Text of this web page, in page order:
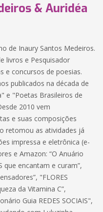
& Auridéa
de Inaury Santos Medeiros.
livros e Pesquisador
e concursos de poesias.
publicados na década de
e "Poetas Brasileiros de
2010 vem
e suas composições
retomou as atividades já
impressa e eletrônica (e-
e Amazon: “O Anuário
que encantam e curam”,
"FLORES
da Vitamina C”,
Guia REDES SOCIAIS",